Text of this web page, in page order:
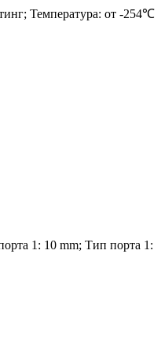
Температура: от -254℃
1: 10 mm; Тип порта 1: